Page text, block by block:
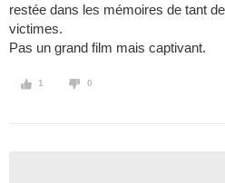
restée dans les mémoires de tant
victimes.
Pas un grand film mais captivant.
1 0